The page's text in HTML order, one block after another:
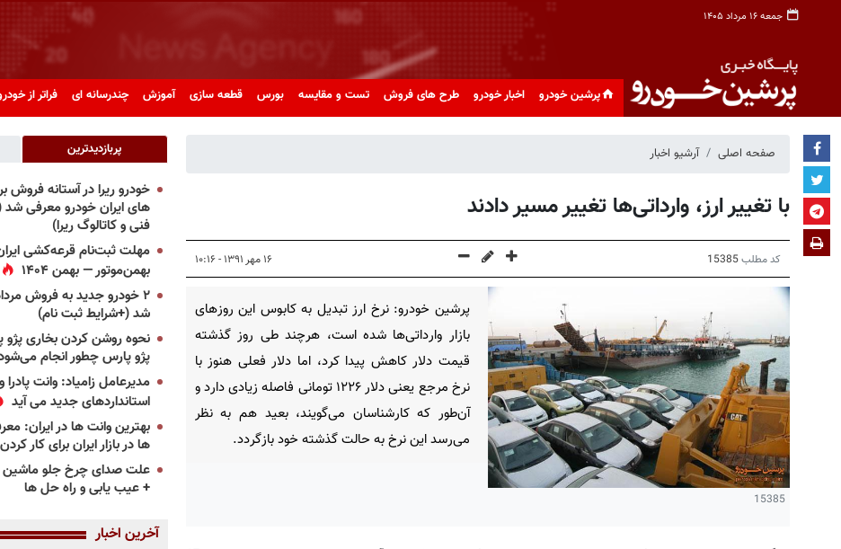
جمعه ۱۶ مرداد ۱۴۰۵
پرشین خودرو اخبار خودرو طرح های فروش تست و مقایسه بورس قطعه سازی آموزش چندرسانه ای فراتر از
صفحه اصلی آرشیو اخبار
با تغییر ارز، وارداتی‌ها تغییر مسیر دادند
کد مطلب15385 ۱۶ مهر ۱۳۹۱ - ۱۰:۱۶
15385
پرشین خودرو: نرخ ارز تبدیل به کابوس این روزهای
بازار وارداتی‌ها شده است، هرچند طی روز گذشته
قیمت دلار کاهش پیدا کرد، اما دلار فعلی هنوز با
نرخ مرجع یعنی دلار ۱۲۲۶ تومانی فاصله زیادی دارد و
آن‌طور که کارشناسان می‌گویند، بعید هم به نظر
می‌رسد این نرخ به حالت گذشته خود بازگردد.
پربازدیدترین
خودرو ریرا در آستانه فروش
های ایران خودرو معرفی
فنی و کاتالوگ ریرا)
مهلت ثبت‌نام قرعه‌کشی
بهمن‌موتور — بهمن ۱۴۰۴
۲ خودرو جدید به فروش
شد (+شرایط ثبت نام)
نحوه روشن کردن بخاری
پژو پارس چطور انجام
مدیرعامل زامیاد: وانت پادرا
استانداردهای جدید می آید
ها در بازار ایران برای کار کردن
علت صدای چرخ جلو
+ عیب یابی و راه حل ها
آخرین اخبار